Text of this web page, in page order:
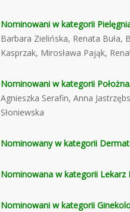
Nominowani w kategorii
Barbara Zielińska, Renata Buła,
Kasprzak, Mirosława Pająk,
Nominowani w kategorii
Agnieszka Serafin, Anna
Słoniewska
Nominowany w kategorii
Nominowana w kategorii Lekarz
Nominowani w kategorii